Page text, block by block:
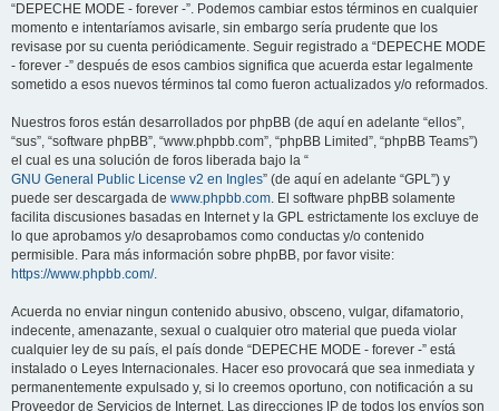
“DEPECHE MODE - forever -”. Podemos cambiar estos términos en cualquier
momento e intentaríamos avisarle, sin embargo sería prudente que los
revisase por su cuenta periódicamente. Seguir registrado a “DEPECHE MODE
- forever -” después de esos cambios significa que acuerda estar legalmente
sometido a esos nuevos términos tal como fueron actualizados y/o reformados.
Nuestros foros están desarrollados por phpBB (de aquí en adelante “ellos”,
“sus”, “software phpBB”, “www.phpbb.com”, “phpBB Limited”, “phpBB Teams”)
el cual es una solución de foros liberada bajo la “
GNU General Public License v2 en Ingles” (de aquí en adelante “GPL”) y
puede ser descargada de www.phpbb.com. El software phpBB solamente
facilita discusiones basadas en Internet y la GPL estrictamente los excluye de
lo que aprobamos y/o desaprobamos como conductas y/o contenido
permisible. Para más información sobre phpBB, por favor visite:
https://www.phpbb.com/.
Acuerda no enviar ningun contenido abusivo, obsceno, vulgar, difamatorio,
indecente, amenazante, sexual o cualquier otro material que pueda violar
cualquier ley de su país, el país donde “DEPECHE MODE - forever -” está
instalado o Leyes Internacionales. Hacer eso provocará que sea inmediata y
permanentemente expulsado y, si lo creemos oportuno, con notificación a su
Proveedor de Servicios de Internet. Las direcciones IP de todos los envíos son